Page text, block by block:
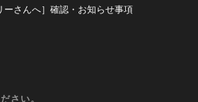
ーさんへ］確認・お知らせ事項
さい。